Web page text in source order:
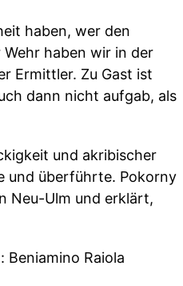
haben, wer den
haben wir in der
Ermittler. Zu Gast ist
dann nicht aufgab, als
und akribischer
und überführte. Pokorny
Neu-Ulm und erklärt,
Beniamino Raiola